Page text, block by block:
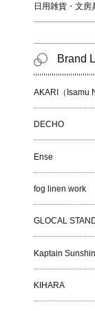
日用雑貨・文房
Brand
AKARI（Isamu
DECHO
Ense
fog linen work
GLOCAL
Kaptain
KIHARA